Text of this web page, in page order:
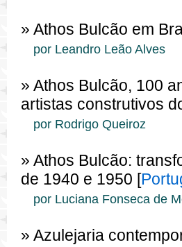
» Athos Bulcão em
por Leandro Leão Alves
» Athos Bulcão, 100
artistas construtivos
por Rodrigo Queiroz
» Athos Bulcão:
de 1940 e 1950 [
por Luciana Fonseca de
» Azulejaria